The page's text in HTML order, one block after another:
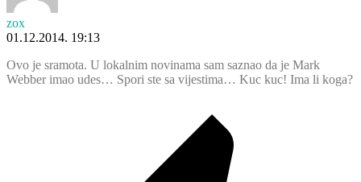
zox
01.12.2014. 19:13
Ovo je sramota. U lokalnim novinama sam saznao da je Mark
Webber imao udes… Spori ste sa vijestima… Kuc kuc! Ima li koga?